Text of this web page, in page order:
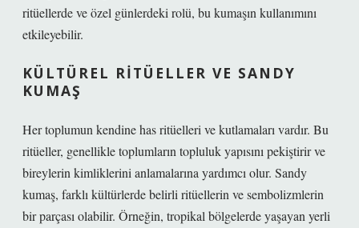
ritüellerde ve özel günlerdeki rolü, bu kumaşın kullanımını
etkileyebilir.
KÜLTÜREL RITÜELLER VE SANDY
KUMAŞ
Her toplumun kendine has ritüelleri ve kutlamaları vardır. Bu
ritüeller, genellikle toplumların topluluk yapısını pekiştirir ve
bireylerin kimliklerini anlamalarına yardımcı olur. Sandy
kumaş, farklı kültürlerde belirli ritüellerin ve sembolizmlerin
bir parçası olabilir. Örneğin, tropikal bölgelerde yaşayan yerli